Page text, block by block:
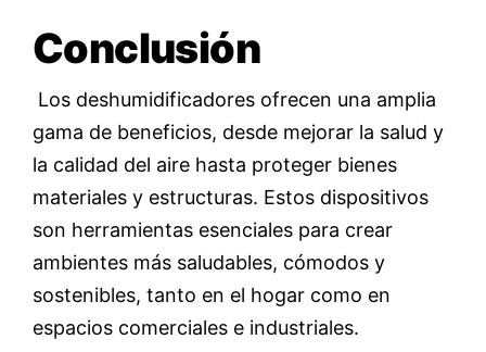
Conclusión
Los deshumidificadores ofrecen una amplia
gama de beneficios, desde mejorar la salud y
la calidad del aire hasta proteger bienes
materiales y estructuras. Estos dispositivos
son herramientas esenciales para crear
ambientes más saludables, cómodos y
sostenibles, tanto en el hogar como en
espacios comerciales e industriales.